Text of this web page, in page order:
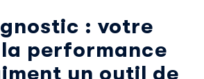
: votre
performance
un outil de